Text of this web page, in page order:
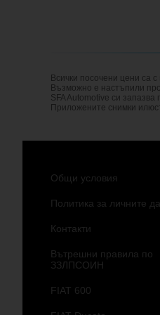
Всички посочени цени са
Възможно е настъпили
SFA Automotive си
Приложените снимки
Общи условия
Политика за личните
Контакти
Вътрешни правила по
ЗЗЛПСОИН
FIAT 600